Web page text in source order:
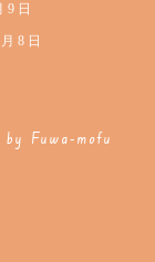
9日
8日
by Fuwa-mofu